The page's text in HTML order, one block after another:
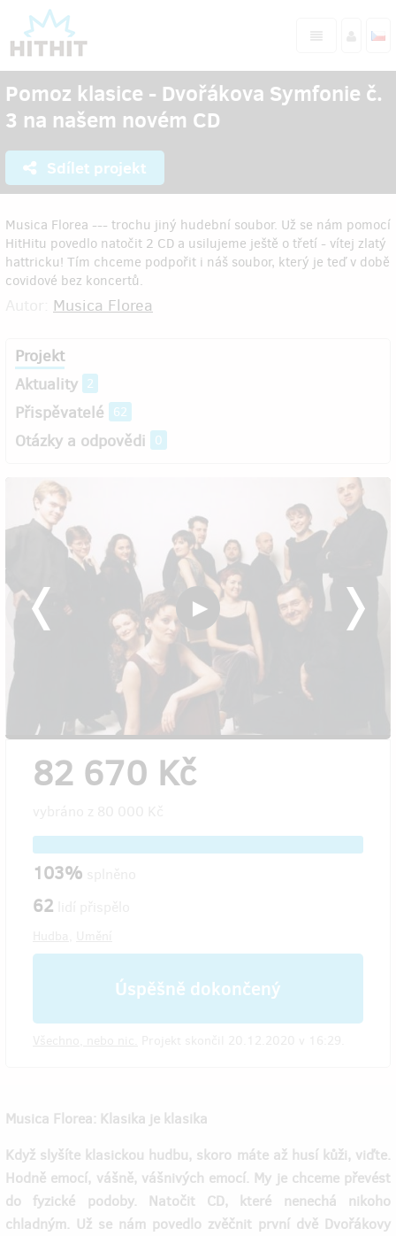
Pomoz klasice - Dvořákova Symfonie č.
3 na našem novém CD
Sdílet projekt
Musica Florea --- trochu jiný hudební soubor. Už se nám pomocí
HitHitu povedlo natočit 2 CD a usilujeme ještě o třetí - vítej zlatý
hattricku! Tím chceme podpořit i náš soubor, který je teď v době
covidové bez koncertů.
Musica Florea
Projekt
Aktuality 2
Přispěvatelé 62
Otázky a odpovědi 0
82 670 Kč
103%
62
Úspěšně dokončený
Musica Florea: Klasika je klasika
Když slyšíte klasickou hudbu, skoro máte až husí kůži, viďte.
Hodně emocí, vášně, vášnivých emocí. My je chceme převést
do fyzické podoby. Natočit CD, které nenechá nikoho
chladným. Už se nám povedlo zvěčnit první dvě Dvořákovy